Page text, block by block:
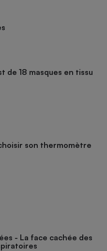
de 18 masques en tissu
son thermomètre
- La face cachée des